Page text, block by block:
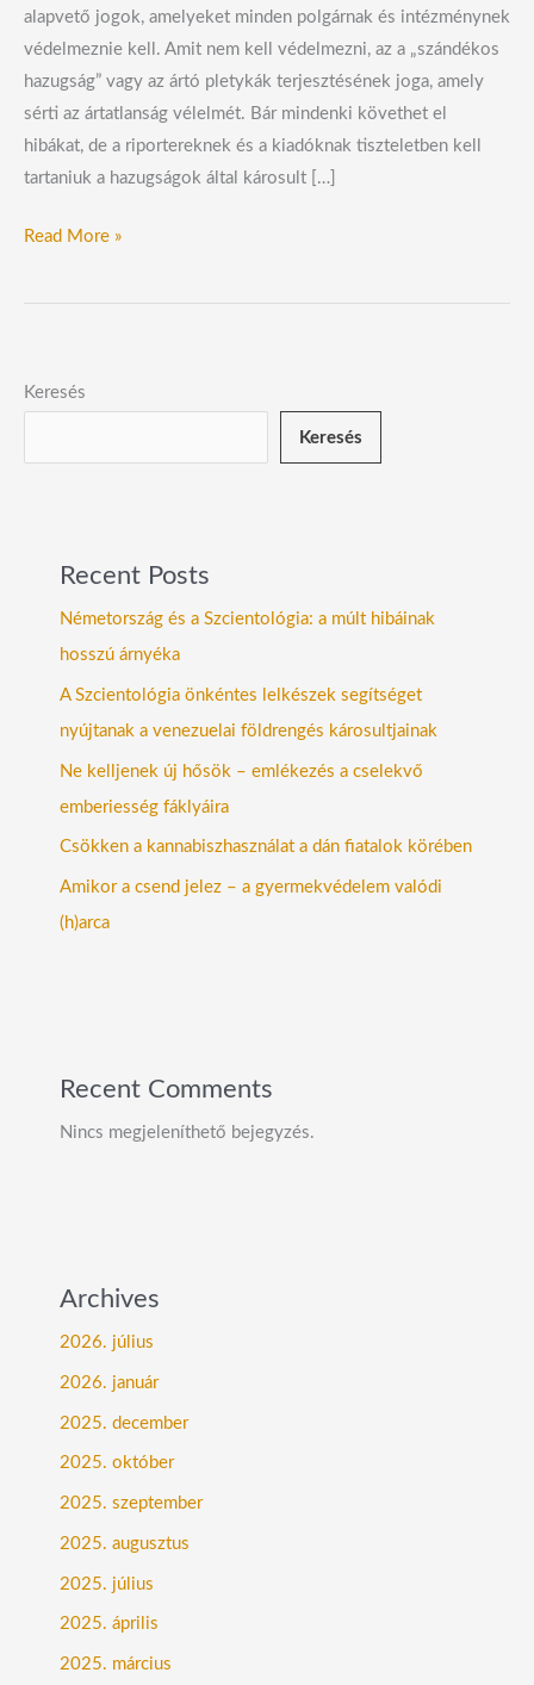
alapvető jogok, amelyeket minden polgárnak és intézménynek
védelmeznie kell. Amit nem kell védelmezni, az a „szándékos
hazugság” vagy az ártó pletykák terjesztésének joga, amely
sérti az ártatlanság vélelmét. Bár mindenki követhet el
hibákat, de a riportereknek és a kiadóknak tiszteletben kell
tartaniuk a hazugságok által károsult […]
Read More »
Keresés
Keresés
Recent Posts
Németország és a Szcientológia: a múlt hibáinak
hosszú árnyéka
A Szcientológia önkéntes lelkészek segítséget
nyújtanak a venezuelai földrengés károsultjainak
Ne kelljenek új hősök – emlékezés a cselekvő
emberiesség fáklyáira
Csökken a kannabiszhasználat a dán fiatalok körében
Amikor a csend jelez – a gyermekvédelem valódi
(h)arca
Recent Comments
Nincs megjeleníthető bejegyzés.
Archives
2026. július
2026. január
2025. december
2025. október
2025. szeptember
2025. augusztus
2025. július
2025. április
2025. március